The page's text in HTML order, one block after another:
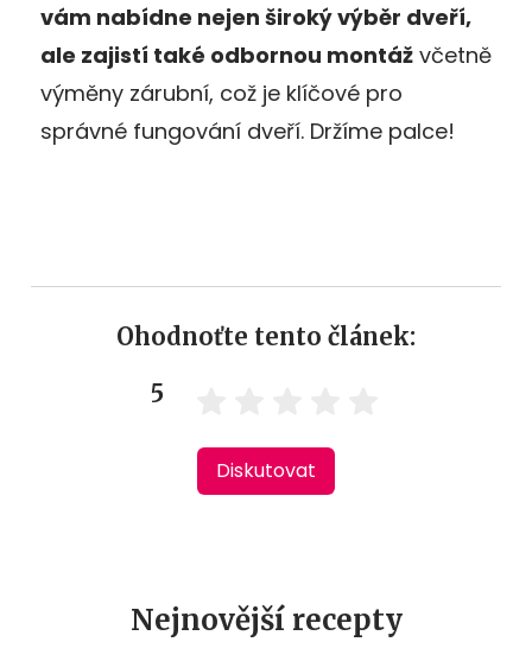
vám nabídne nejen široký výběr dveří,
ale zajistí také odbornou montáž včetně
výměny zárubní, což je klíčové pro
správné fungování dveří​​. Držíme palce!
Ohodnoťte tento článek:
5
Diskutovat
Nejnovější recepty